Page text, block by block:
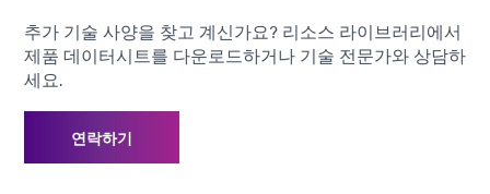
추가 기술 사양을 찾고 계신가요? 리소스 라이브러리에서
제품 데이터시트를 다운로드하거나 기술 전문가와 상담하
세요.
연락하기